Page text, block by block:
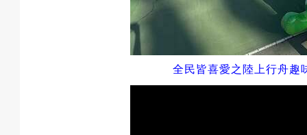
全民皆喜愛之陸上行舟趣